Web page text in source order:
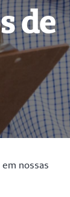
de
nossas